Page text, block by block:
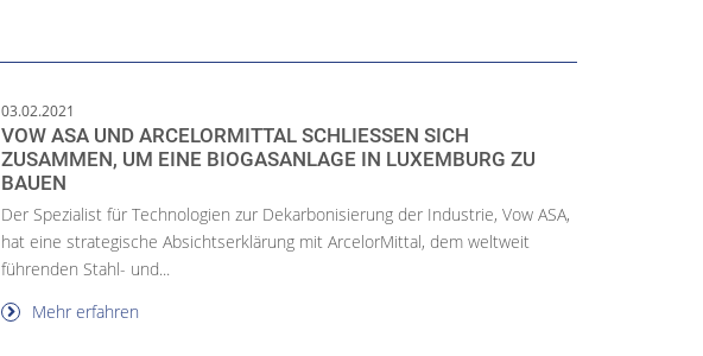
03.02.2021
VOW ASA UND ARCELORMITTAL SCHLIESSEN SICH Z
USAMMEN, UM EINE BIOGASANLAGE IN LUXEMBURG ZU B
AUEN
Der Spezialist für Technologien zur Dekarbonisierung der Industrie, Vow ASA,
hat eine strategische Absichtserklärung mit ArcelorMittal, dem weltweit
führenden Stahl- und...
Mehr erfahren